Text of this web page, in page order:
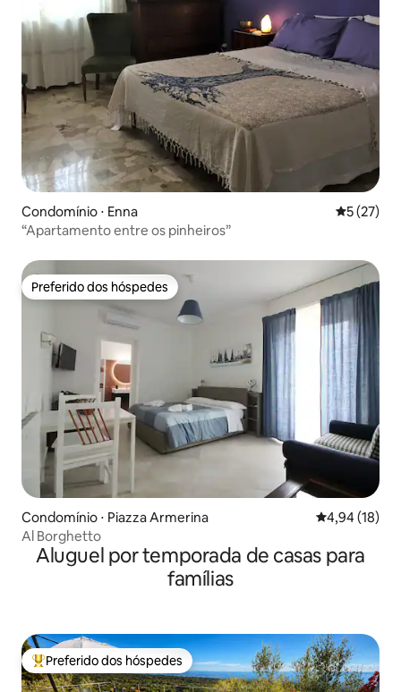
Condomínio ⋅ Enna 5 de uma
5 (27)
“Apartamento entre os pinheiros”
Preferido dos hóspedes
Preferido dos hóspedes
Condomínio ⋅ Piazza Armerina 4,94 de uma
4,94 (18)
Al Borghetto
Aluguel por temporada de casas para
famílias
Entre os melhores preferidos dos hóspedes
Preferido dos hóspedes